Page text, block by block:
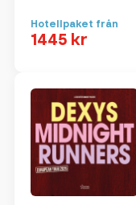
Hotellpaket från
1445 kr